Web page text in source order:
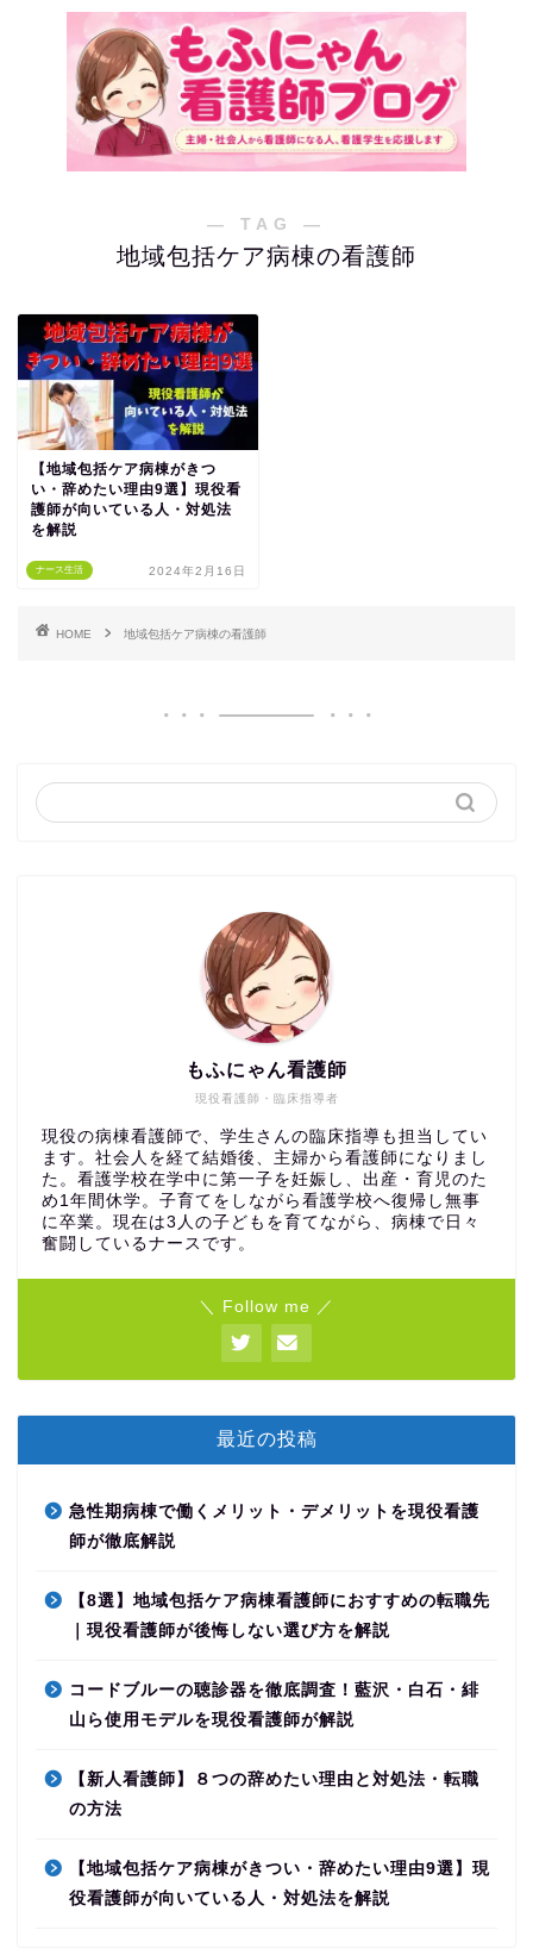
― TAG ―
地域包括ケア病棟の看護師
ナース生活
【地域包括ケア病棟がきつ
い・辞めたい理由9選】現役看
護師が向いている人・対処法
を解説
2024年2月16日
HOME 地域包括ケア病棟の看護師
現役看護師・臨床指導者
もふにゃん看護師
現役の病棟看護師で、学生さんの臨床指導も担当してい
ます。社会人を経て結婚後、主婦から看護師になりまし
た。看護学校在学中に第一子を妊娠し、出産・育児のた
め1年間休学。子育てをしながら看護学校へ復帰し無事
に卒業。現在は3人の子どもを育てながら、病棟で日々
奮闘しているナースです。
＼ Follow me ／
最近の投稿
急性期病棟で働くメリット・デメリットを現役看護
師が徹底解説
【8選】地域包括ケア病棟看護師におすすめの転職先
｜現役看護師が後悔しない選び方を解説
コードブルーの聴診器を徹底調査！藍沢・白石・緋
山ら使用モデルを現役看護師が解説
【新人看護師】８つの辞めたい理由と対処法・転職
の方法
【地域包括ケア病棟がきつい・辞めたい理由9選】現
役看護師が向いている人・対処法を解説